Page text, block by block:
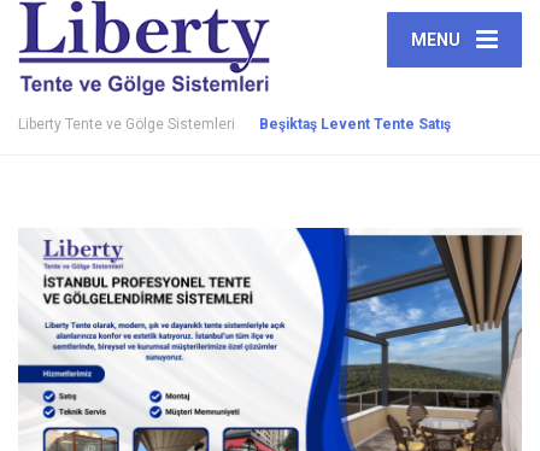
MENU
Liberty Tente ve Gölge Sistemleri Beşiktaş Levent Tente Satış